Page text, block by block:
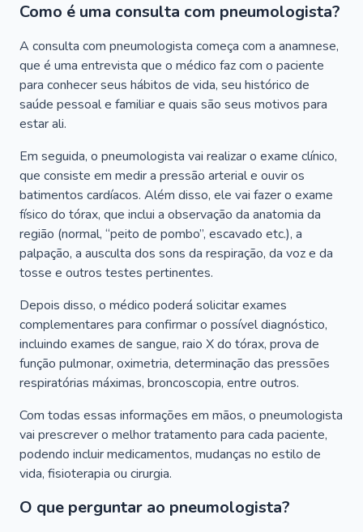
Como é uma consulta com pneumologista?
A consulta com pneumologista começa com a anamnese,
que é uma entrevista que o médico faz com o paciente
para conhecer seus hábitos de vida, seu histórico de
saúde pessoal e familiar e quais são seus motivos para
estar ali.
Em seguida, o pneumologista vai realizar o exame clínico,
que consiste em medir a pressão arterial e ouvir os
batimentos cardíacos. Além disso, ele vai fazer o exame
físico do tórax, que inclui a observação da anatomia da
região (normal, “peito de pombo”, escavado etc.), a
palpação, a ausculta dos sons da respiração, da voz e da
tosse e outros testes pertinentes.
Depois disso, o médico poderá solicitar exames
complementares para confirmar o possível diagnóstico,
incluindo exames de sangue, raio X do tórax, prova de
função pulmonar, oximetria, determinação das pressões
respiratórias máximas, broncoscopia, entre outros.
Com todas essas informações em mãos, o pneumologista
vai prescrever o melhor tratamento para cada paciente,
podendo incluir medicamentos, mudanças no estilo de
vida, fisioterapia ou cirurgia.
O que perguntar ao pneumologista?